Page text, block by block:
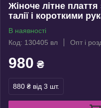
Жіноче літне
талії і короткими
В наявності
Код: 130405 вл
Опт і
980 ₴
880 ₴ від 3 шт.